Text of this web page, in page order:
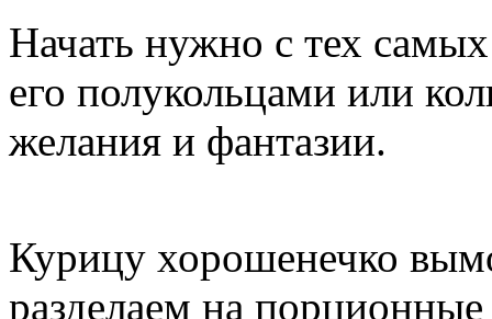
Начать нужно с тех
его полукольцами или
желания и фантазии.
Курицу хорошенечко
разделаем на